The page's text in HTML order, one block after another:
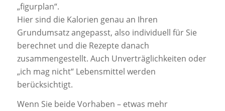
„figurplan“.
Hier sind die Kalorien genau an Ihren
Grundumsatz angepasst, also individuell für Sie
berechnet und die Rezepte danach
zusammengestellt. Auch Unverträglichkeiten oder
„ich mag nicht“ Lebensmittel werden
berücksichtigt.
Wenn Sie beide Vorhaben – etwas mehr